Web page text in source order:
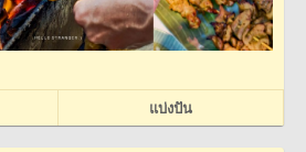
แบ่งปัน